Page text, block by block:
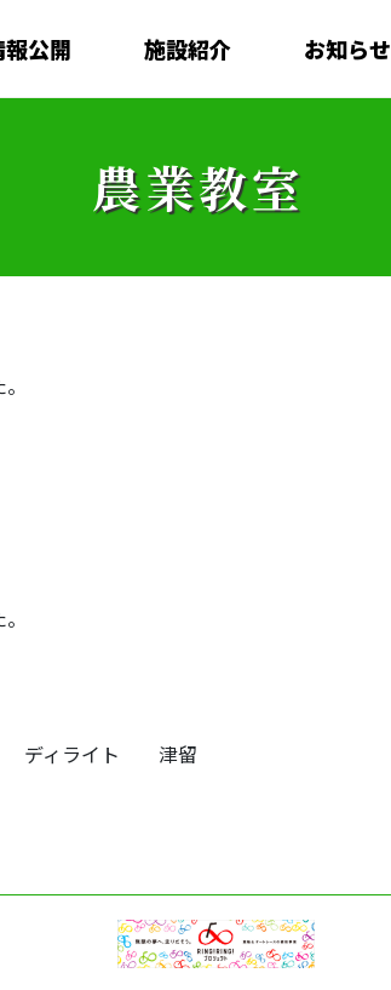
報公開 施設紹介 お知らせ
農業教室
ディライト 津留